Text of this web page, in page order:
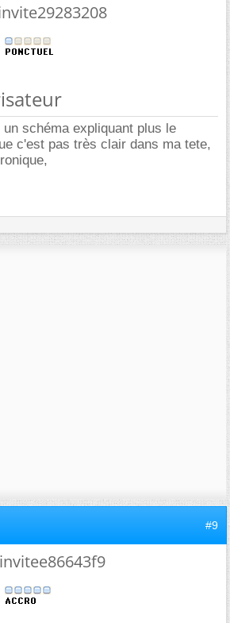
schéma expliquant plus le
c'est pas très clair dans ma tete,
#9
invitee86643f9